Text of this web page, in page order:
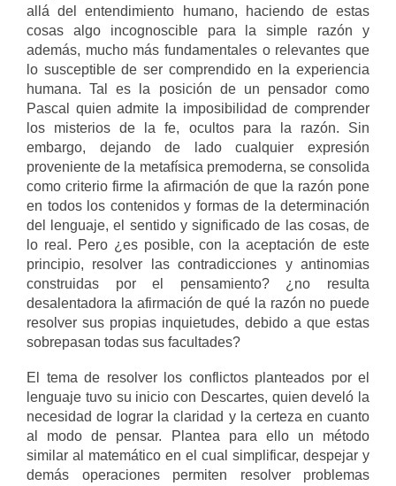
allá del entendimiento humano, haciendo de estas
cosas algo incognoscible para la simple razón y
además, mucho más fundamentales o relevantes que
lo susceptible de ser comprendido en la experiencia
humana. Tal es la posición de un pensador como
Pascal quien admite la imposibilidad de comprender
los misterios de la fe, ocultos para la razón. Sin
embargo, dejando de lado cualquier expresión
proveniente de la metafísica premoderna, se consolida
como criterio firme la afirmación de que la razón pone
en todos los contenidos y formas de la determinación
del lenguaje, el sentido y significado de las cosas, de
lo real. Pero ¿es posible, con la aceptación de este
principio, resolver las contradicciones y antinomias
construidas por el pensamiento? ¿no resulta
desalentadora la afirmación de qué la razón no puede
resolver sus propias inquietudes, debido a que estas
sobrepasan todas sus facultades?
El tema de resolver los conflictos planteados por el
lenguaje tuvo su inicio con Descartes, quien develó la
necesidad de lograr la claridad y la certeza en cuanto
al modo de pensar. Plantea para ello un método
similar al matemático en el cual simplificar, despejar y
demás operaciones permiten resolver problemas